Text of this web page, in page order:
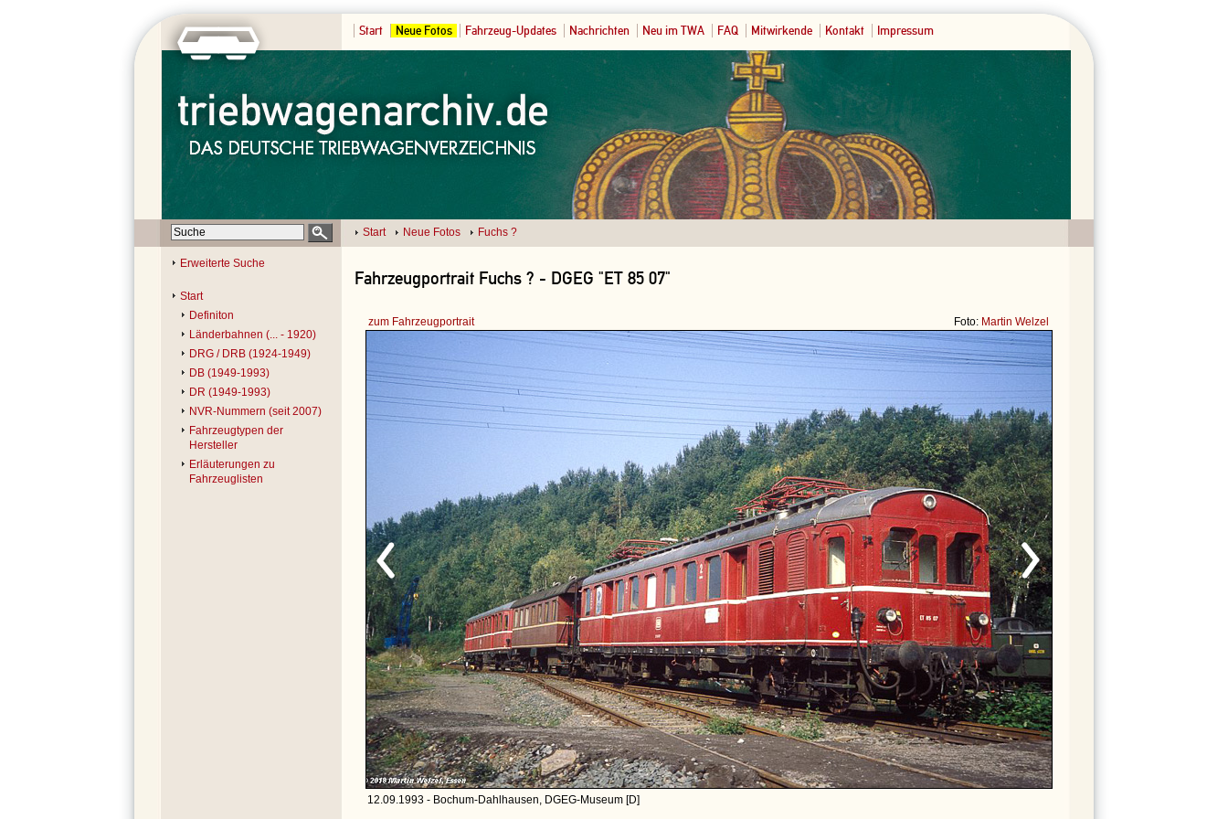
Start Neue Fotos Fahrzeug-Updates Nachrichten Neu im TWA FAQ Mitwirkende Kontakt Impressum
Start Neue Fotos Fuchs ?
Erweiterte Suche
Start
Definiton
Länderbahnen (... - 1920)
DRG / DRB (1924-1949)
DB (1949-1993)
DR (1949-1993)
NVR-Nummern (seit 2007)
Fahrzeugtypen der
Hersteller
Erläuterungen zu
Fahrzeuglisten
Fahrzeugportrait Fuchs ? - DGEG "ET 85 07"
zum Fahrzeugportrait Foto: Martin Welzel
12.09.1993 - Bochum-Dahlhausen, DGEG-Museum [D]